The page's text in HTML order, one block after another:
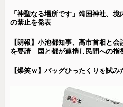
「神聖なる場所です」靖国神社、
の禁止を発表
【朗報】小池都知事、高市首相と
を要請 国と都が連携し民間への指
【爆笑ｗ】バッグひったくりを試み